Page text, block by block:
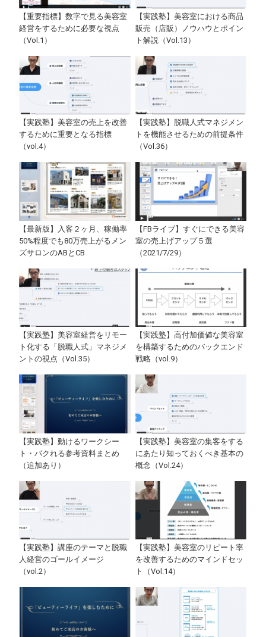
【重要指標】数字で見る美容室
経営をするために必要な視点
（Vol.1）
【実践塾】美容室における商品
販売（店販）ノウハウとポイン
ト解説（Vol.13）
【実践塾】美容室の売上を改善
するために重要となる指標
（vol.4）
【実践塾】脱職人式マネジメン
トを機能させるための前提条件
（Vol.36）
【最新版】入客２ヶ月、稼働率
50%程度でも80万売上がるメン
ズサロンのABとCB
【FBライブ】すぐにできる美容
室の売上げアップ５選
（2021/7/29）
【実践塾】美容室経営をリモー
ト化する「脱職人式」マネジメ
ントの視点（Vol.35）
【実践塾】高付加価値な美容室
を構築するためのバックエンド
戦略（vol.9）
【実践塾】動けるワークシー
ト・パクれる参考資料まとめ
（追加あり）
【実践塾】美容室の集客をする
にあたり知っておくべき基本の
概念（Vol.24）
【実践塾】講座のテーマと脱職
人経営のゴールイメージ
（vol.2）
【実践塾】美容室のリピート率
を改善するためのマインドセッ
ト（Vol.14）